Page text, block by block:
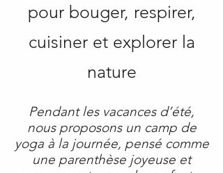
pour bouger, respirer,
cuisiner et explorer la
nature
Pendant les vacances d’été,
nous proposons un camp de
yoga à la journée, pensé comme
une parenthèse joyeuse et